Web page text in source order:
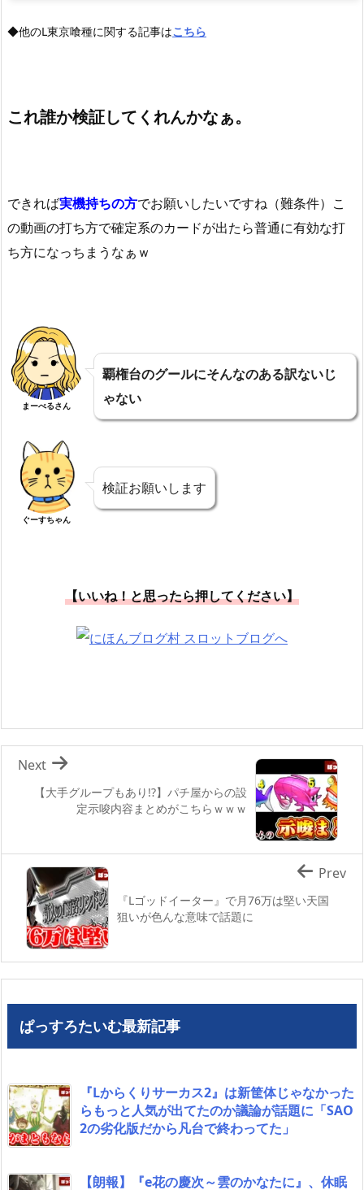
◆他のL東京喰種に関する記事はこちら
これ誰か検証してくれんかなぁ。
できれば実機持ちの方でお願いしたいですね（難条件）こ
の動画の打ち方で確定系のカードが出たら普通に有効な打
ち方になっちまうなぁｗ
まーべるさん
覇権台のグールにそんなのある訳ないじ
ゃない
ぐーすちゃん
検証お願いします
【いいね！と思ったら押してください】
【大手グループもあり!?】パチ屋からの設
定示唆内容まとめがこちらｗｗｗ
Next
『Lゴッドイーター』で月76万は堅い天国
狙いが色んな意味で話題に
Prev
ぱっすろたいむ最新記事
『Lからくりサーカス2』は新筐体じゃなかった
らもっと人気が出てたのか議論が話題に「SAO
2の劣化版だから凡台で終わってた」
【朗報】『e花の慶次～雲のかなたに』、休眠